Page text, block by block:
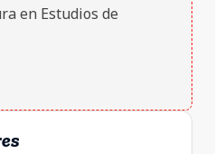
en Estudios de